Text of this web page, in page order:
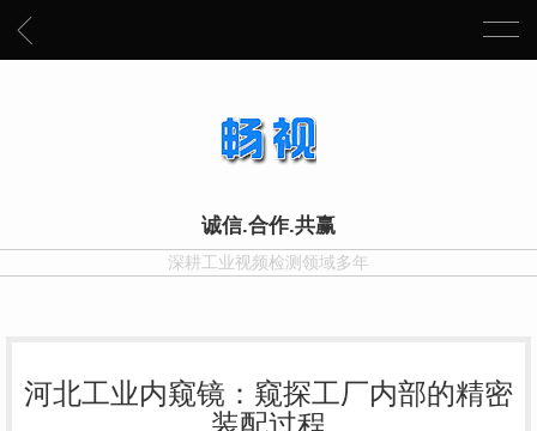
诚信.合作.共赢
深耕工业视频检测领域多年
河北工业内窥镜：窥探工厂内部的精密
装配过程